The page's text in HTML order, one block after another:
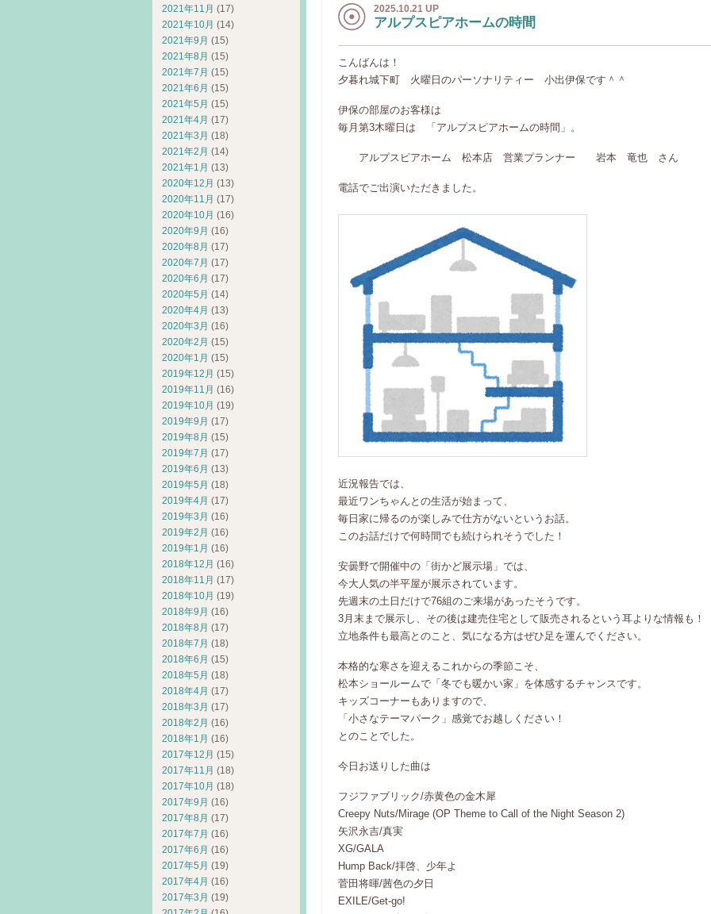
2025.10.21 UP
アルプスピアホームの時間
こんばんは！
夕暮れ城下町 火曜日のパーソナリティー 小出伊保です＾＾
伊保の部屋のお客様は
毎月第3木曜日は 「アルプスピアホームの時間」。
アルプスピアホーム 松本店 営業プランナー 岩本 竜也 さん
電話でご出演いただきました。
近況報告では、
最近ワンちゃんとの生活が始まって、
毎日家に帰るのが楽しみで仕方がないというお話。
このお話だけで何時間でも続けられそうでした！
安曇野で開催中の「街かど展示場」では、
今大人気の半平屋が展示されています。
先週末の土日だけで76組のご来場があったそうです。
3月末まで展示し、その後は建売住宅として販売されるという耳よりな情報も！
立地条件も最高とのこと、気になる方はぜひ足を運んでください。
本格的な寒さを迎えるこれからの季節こそ、
松本ショールームで「冬でも暖かい家」を体感するチャンスです。
キッズコーナーもありますので、
「小さなテーマパーク」感覚でお越しください！
とのことでした。
今日お送りした曲は
フジファブリック/赤黄色の金木犀
Creepy Nuts/Mirage (OP Theme to Call of the Night Season 2)
矢沢永吉/真実
XG/GALA
Hump Back/拝啓、少年よ
菅田将暉/茜色の夕日
EXILE/Get-go!
2021年11月 (17)
2021年10月 (14)
2021年9月 (15)
2021年8月 (15)
2021年7月 (15)
2021年6月 (15)
2021年5月 (15)
2021年4月 (17)
2021年3月 (18)
2021年2月 (14)
2021年1月 (13)
2020年12月 (13)
2020年11月 (17)
2020年10月 (16)
2020年9月 (16)
2020年8月 (17)
2020年7月 (17)
2020年6月 (17)
2020年5月 (14)
2020年4月 (13)
2020年3月 (16)
2020年2月 (15)
2020年1月 (15)
2019年12月 (15)
2019年11月 (16)
2019年10月 (19)
2019年9月 (17)
2019年8月 (15)
2019年7月 (17)
2019年6月 (13)
2019年5月 (18)
2019年4月 (17)
2019年3月 (16)
2019年2月 (16)
2019年1月 (16)
2018年12月 (16)
2018年11月 (17)
2018年10月 (19)
2018年9月 (16)
2018年8月 (17)
2018年7月 (18)
2018年6月 (15)
2018年5月 (18)
2018年4月 (17)
2018年3月 (17)
2018年2月 (16)
2018年1月 (16)
2017年12月 (15)
2017年11月 (18)
2017年10月 (18)
2017年9月 (16)
2017年8月 (17)
2017年7月 (16)
2017年6月 (16)
2017年5月 (19)
2017年4月 (16)
2017年3月 (19)